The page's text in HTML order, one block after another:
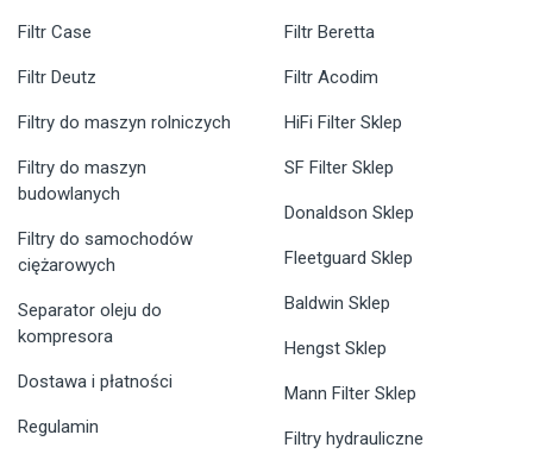
Filtr Case
Filtr Deutz
Filtr Beretta
Filtr Acodim
Filtry do maszyn rolniczych
Filtry do maszyn
budowlanych
Filtry do samochodów
ciężarowych
Separator oleju do
kompresora
Dostawa i płatności
Regulamin
HiFi Filter Sklep
SF Filter Sklep
Donaldson Sklep
Fleetguard Sklep
Baldwin Sklep
Hengst Sklep
Mann Filter Sklep
Filtry hydrauliczne